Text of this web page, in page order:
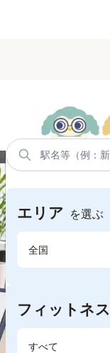
エリア を選ぶ
全国
フィットネ
すべて